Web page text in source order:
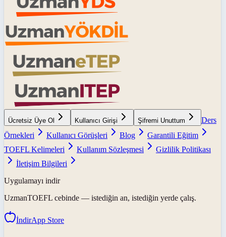
Ücretsiz Üye Ol Kullanıcı Girişi Şifremi Unuttum
Ders
Örnekleri
Kullanıcı Görüşleri Blog
Garantili Eğitim
TOEFL Kelimeleri
Kullanım Sözleşmesi
Gizlilik Politikası
İletişim Bilgileri
Uygulamayı indir
UzmanTOEFL cebinde — istediğin an, istediğin yerde çalış.
İndirApp Store